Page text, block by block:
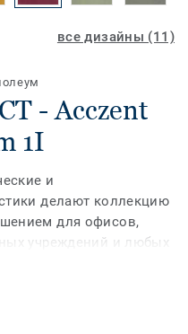
все дизайны (11)
- Acczent
1I
и
делают коллекцию
для офисов,
учреждений и любых
где необходимо